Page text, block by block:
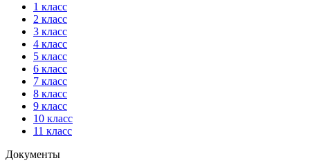
1 класс
2 класс
3 класс
4 класс
5 класс
6 класс
7 класс
8 класс
9 класс
10 класс
11 класс
Документы